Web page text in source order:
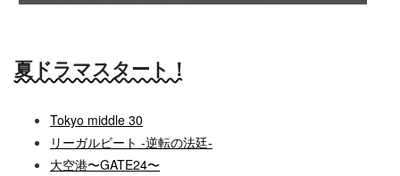
夏ドラマスタート！
Tokyo middle 30
リーガルビート -逆転の法廷-
大空港〜GATE24〜